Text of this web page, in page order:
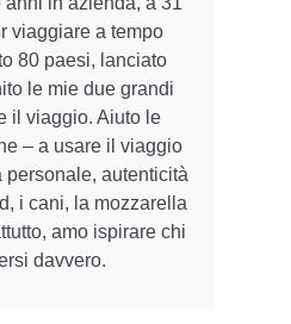
viaggiare a tempo
80 paesi, lanciato
le mie due grandi
il viaggio. Aiuto le
– a usare il viaggio
personale, autenticità
i cani, la mozzarella
amo ispirare chi
davvero.